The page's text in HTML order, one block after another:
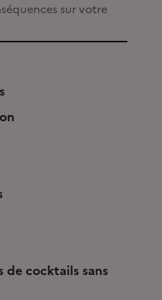
sur votre
de cocktails sans